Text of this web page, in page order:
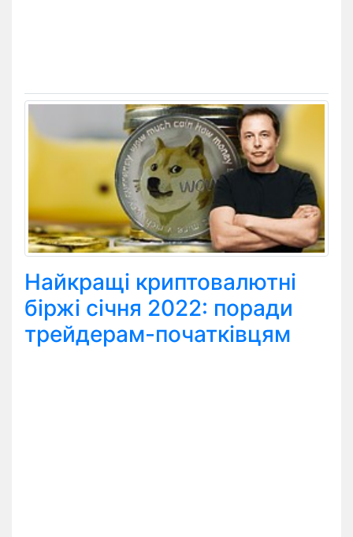
Найкращі криптовалютні
біржі січня 2022: поради
трейдерам-початківцям